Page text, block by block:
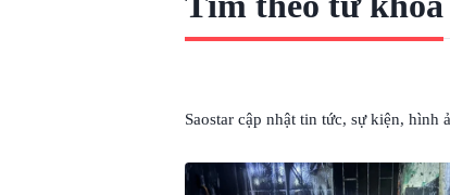
Saostar cập nhật tin tức, sự kiện,